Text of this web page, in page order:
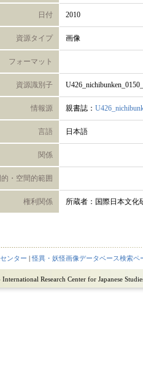
日付 2010
資源タイプ 画像
フォーマット
資源識別子
情報源 親書誌：
言語 日本語
関係
・空間的範囲
権利関係 所蔵者：国際日本文化
ンター |怪異・妖怪画像データベース検索ペ
Research Center for Japanese